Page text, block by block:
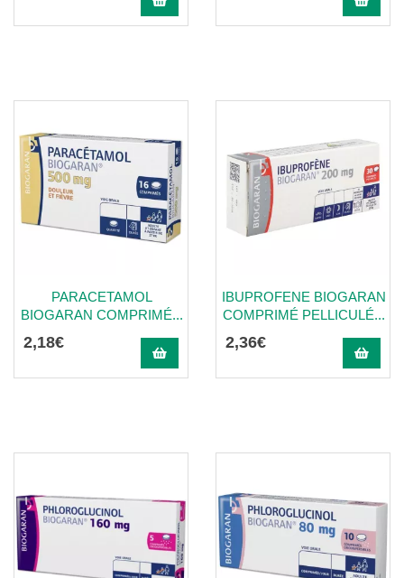
PARACETAMOL
BIOGARAN COMPRIMÉ...
2,18€
IBUPROFENE BIOGARAN
COMPRIMÉ PELLICULÉ...
2,36€